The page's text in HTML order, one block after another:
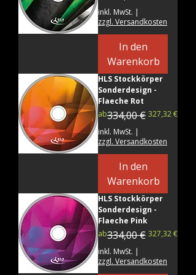
inkl. MwSt.
zzgl. Versandkosten
In den
Warenkorb
HLS Stockkörper
Sonderdesign -
Flaeche Rot
ab
Standardpreis
334,00 € 327,32 €
Sale-Preis
inkl. MwSt.
zzgl. Versandkosten
In den
Warenkorb
HLS Stockkörper
Sonderdesign -
Flaeche Pink
ab
Standardpreis
334,00 € 327,32 €
Sale-Preis
inkl. MwSt.
zzgl. Versandkosten